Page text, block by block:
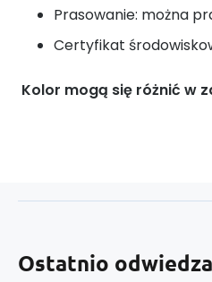
Prasowanie: można
Certyfikat
Kolor mogą się różnić w
Ostatnio